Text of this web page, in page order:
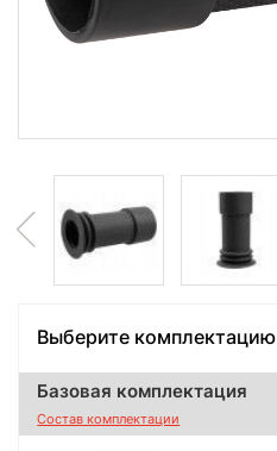
Выберите комплектацию
Базовая комплектация
Состав комплектации